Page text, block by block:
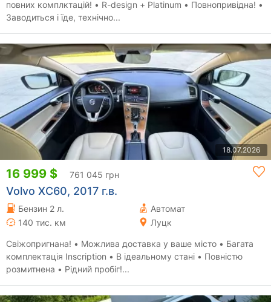
повних комплктацій! • R-design + Platinum • Повнопривідна! •
Заводиться і їде, технічно...
18.07.2026
16 999 $ 761 045 грн
Volvo XC60, 2017 г.в.
Бензин 2 л.
Автомат
140 тис. км
Луцк
Свіжопригнана! • Можлива доставка у ваше місто • Багата
комплектація Inscription • В ідеальному стані • Повністю
розмитнена • Рідний пробіг!...